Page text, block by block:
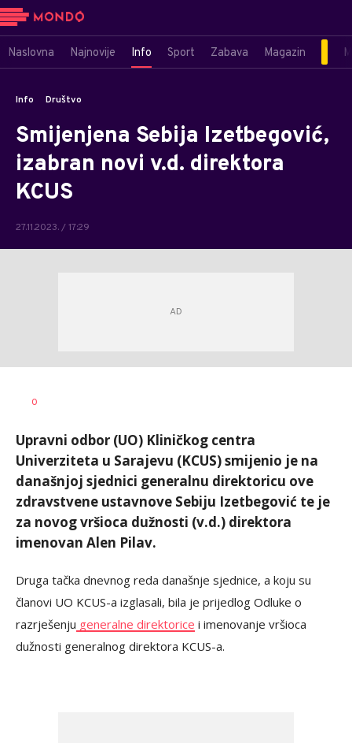
Naslovna Najnovije Info Sport Zabava Magazin
Info Društvo
Smijenjena Sebija Izetbegović,
izabran novi v.d. direktora
KCUS
27.11.2023. / 17:29
AUTOR
0
Upravni odbor (UO) Kliničkog centra
Univerziteta u Sarajevu (KCUS) smijenio je na
današnjoj sjednici generalnu direktoricu ove
zdravstvene ustavnove Sebiju Izetbegović te je
za novog vršioca dužnosti (v.d.) direktora
imenovan Alen Pilav.
Druga tačka dnevnog reda današnje sjednice, a koju su
članovi UO KCUS-a izglasali, bila je prijedlog Odluke o
razrješenju generalne direktorice i imenovanje vršioca
dužnosti generalnog direktora KCUS-a.